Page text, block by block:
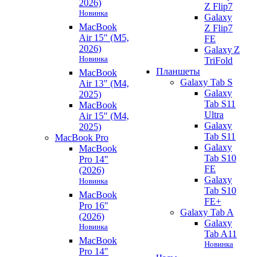
2026)
Новинка
MacBook
Air 15" (M5,
2026)
Новинка
MacBook
Air 13" (M4,
2025)
MacBook
Air 15" (M4,
2025)
MacBook Pro
MacBook
Pro 14"
(2026)
Новинка
MacBook
Pro 16"
(2026)
Новинка
MacBook
Pro 14"
Z Flip7
Galaxy
Z Flip7
FE
Galaxy Z
TriFold
Планшеты
Galaxy Tab S
Galaxy
Tab S11
Ultra
Galaxy
Tab S11
Galaxy
Tab S10
FE
Galaxy
Tab S10
FE+
Galaxy Tab A
Galaxy
Tab A11
Новинка